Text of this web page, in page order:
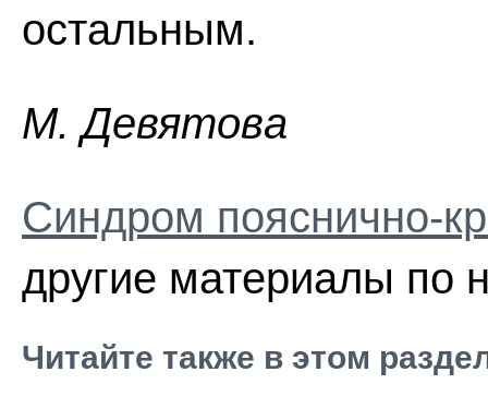
остальным.
M. Дeвятoвa
Синдром пояснично-
другие материалы по
Читайте также в этом